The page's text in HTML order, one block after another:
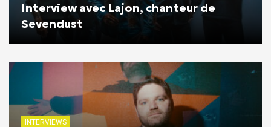
Interview avec Lajon, chanteur de
Sevendust
INTERVIEWS